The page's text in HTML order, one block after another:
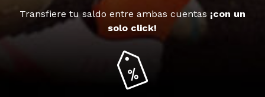
Transfiere tu saldo entre ambas cuentas ¡con un
solo click!